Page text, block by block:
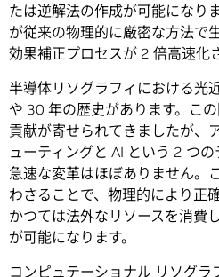
たは逆解法の作成が可能になり
が従来の物理的に厳密な方法で
効果補正プロセスが 2 倍高速化
半導体リソグラフィにおける光
や 30 年の歴史があります。こ
貢献が寄せられてきましたが、
ューティングと AI という 2 つ
急速な変革はほぼありません。
わさることで、物理的により正
かつては法外なリソースを消費
が可能になります。
コンピュテーショナル リソグ